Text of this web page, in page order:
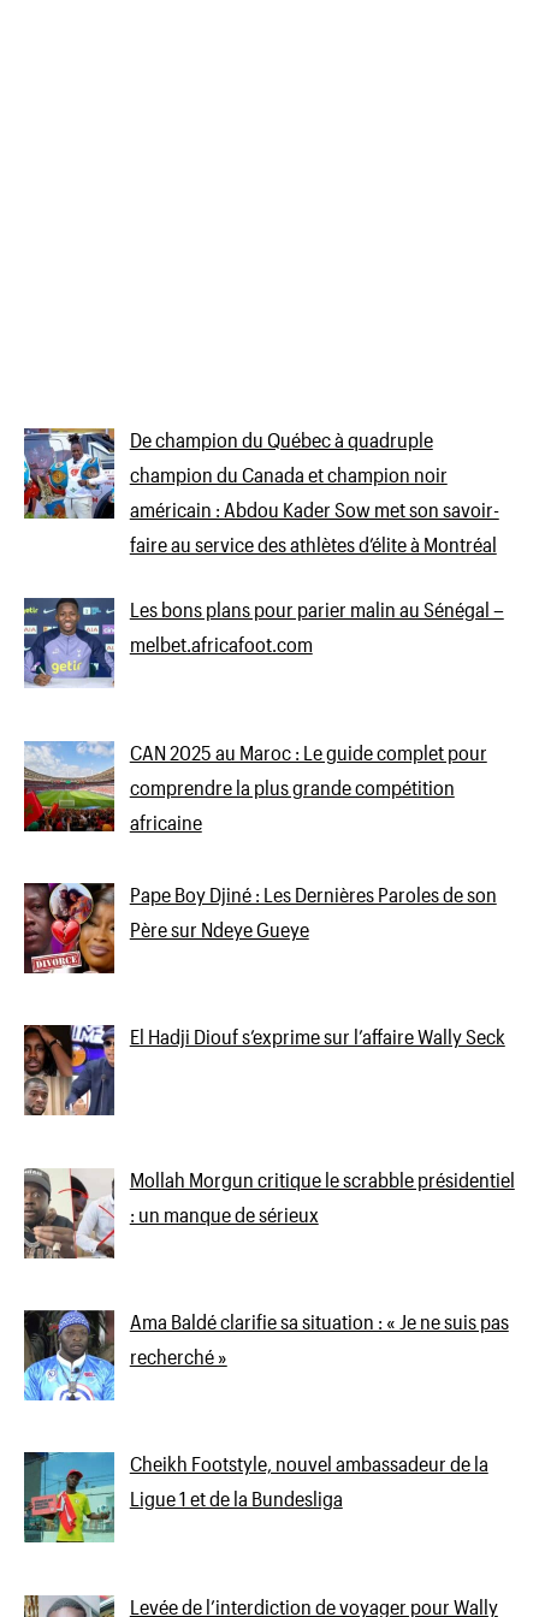
De champion du Québec à quadruple
champion du Canada et champion noir
américain : Abdou Kader Sow met son savoir-
faire au service des athlètes d’élite à Montréal
Les bons plans pour parier malin au Sénégal –
melbet.africafoot.com
CAN 2025 au Maroc : Le guide complet pour
comprendre la plus grande compétition
africaine
Pape Boy Djiné : Les Dernières Paroles de son
Père sur Ndeye Gueye
El Hadji Diouf s’exprime sur l’affaire Wally Seck
Mollah Morgun critique le scrabble présidentiel
: un manque de sérieux
Ama Baldé clarifie sa situation : « Je ne suis pas
recherché »
Cheikh Footstyle, nouvel ambassadeur de la
Ligue 1 et de la Bundesliga
Levée de l’interdiction de voyager pour Wally